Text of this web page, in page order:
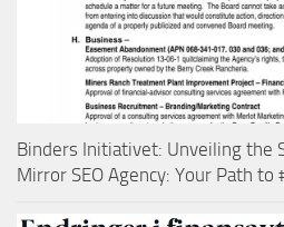
Binders Initiativet: Unveiling the
Mirror SEO Agency: Your Path to